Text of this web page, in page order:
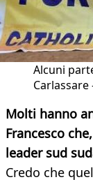
Alcuni
Carlassare
Molti hanno
Francesco
leader sud
Credo che